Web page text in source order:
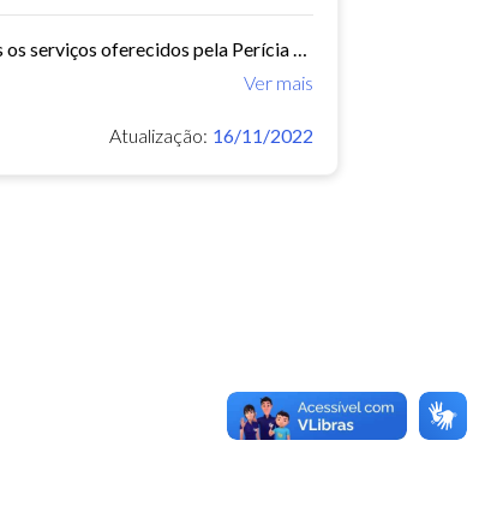
A Perícia Médica atende aos servidores do município de Fortaleza. São vários os serviços oferecidos pela Perícia Médica do IPM, como: avaliação da aptidão dos candidatos ao...
Ver mais
Atualização: 16/11/2022